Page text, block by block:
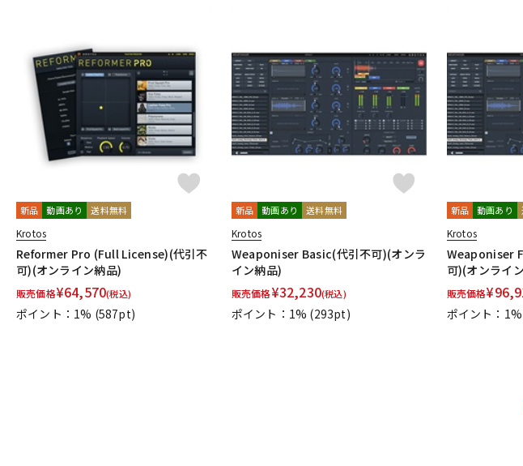
新品 動画あり 送料無料
Krotos
Reformer Pro (Full License)(代引不
可)(オンライン納品)
販売価格¥64,570(税込)
ポイント：1% (587pt)
新品 動画あり 送料無料
Krotos
Weaponiser Basic(代引不可)(オンラ
イン納品)
販売価格¥32,230(税込)
ポイント：1% (293pt)
新品 動画あり
Krotos
Weaponiser
可)(オンライ
販売価格¥
ポイント：1%